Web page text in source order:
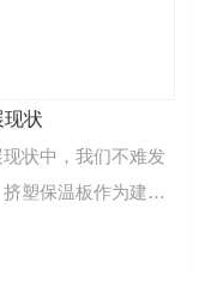
状
状中，我们不难发
塑保温板作为建筑